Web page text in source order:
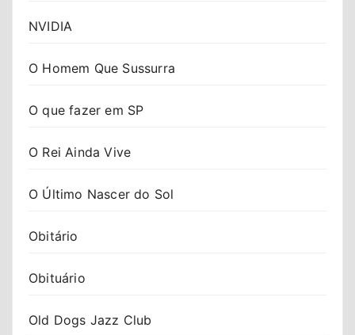
NVIDIA
O Homem Que Sussurra
O que fazer em SP
O Rei Ainda Vive
O Último Nascer do Sol
Obitário
Obituário
Old Dogs Jazz Club